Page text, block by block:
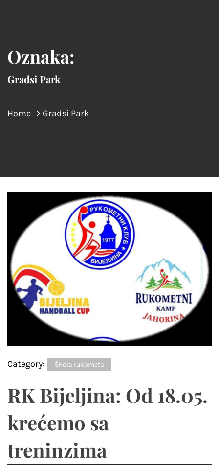
Oznaka:
Gradsi Park
Home Gradsi Park
Category: Škola rukometa
RK Bijeljina: Od 18.05.
krećemo sa
treninzima